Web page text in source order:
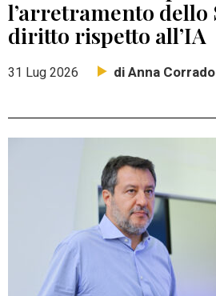
l’arretramento dello
diritto rispetto all’IA
31 Lug 2026 di Anna Corrado